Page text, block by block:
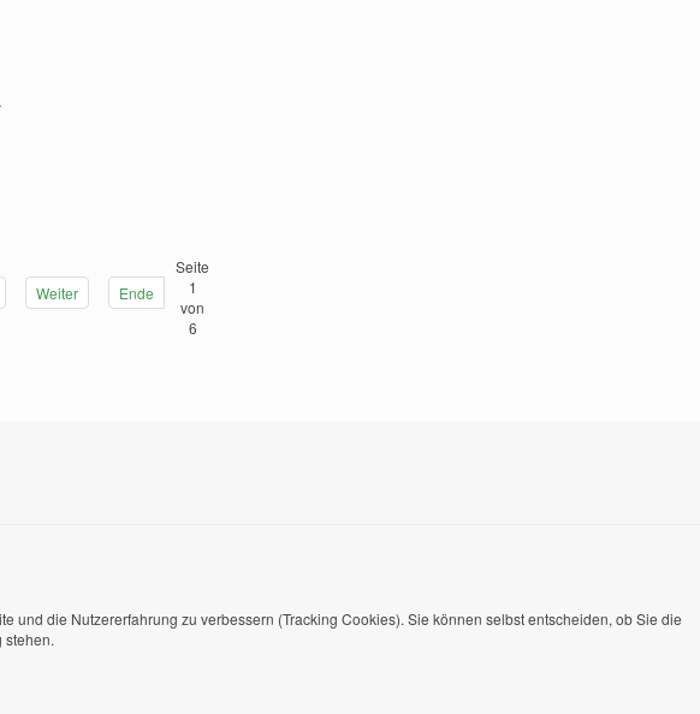
Weiter Ende
Seite
1
von
6
die Nutzererfahrung zu verbessern (Tracking Cookies). Sie können selbst entscheiden, ob Sie die
stehen.